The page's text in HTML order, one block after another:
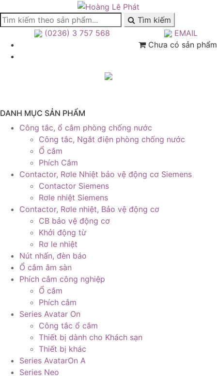
Tìm kiếm
(0236) 3 757 568
EMAIL
Chưa có sản phẩm
DANH MỤC SẢN PHẨM
Công tắc, ổ cắm phòng chống nước
Công tắc, Ngắt điện phòng chống nước
Ổ cắm
Phích Cắm
Contactor, Rơle Nhiệt bảo vệ động cơ Siemens
Contactor Siemens
Rơle nhiệt Siemens
Contactor, Rơle nhiệt, Bảo vệ động cơ
CB bảo vệ động cơ
Khởi động từ
Rơ le nhiệt
Nút nhấn, đèn báo
Ổ cắm âm sàn
Phích cắm công nghiệp
Ổ cắm
Phích cắm
Series Avatar On
Công tắc ổ cắm
Thiết bị dành cho Khách sạn
Thiết bị khác
Series AvatarOn A
Series Neo